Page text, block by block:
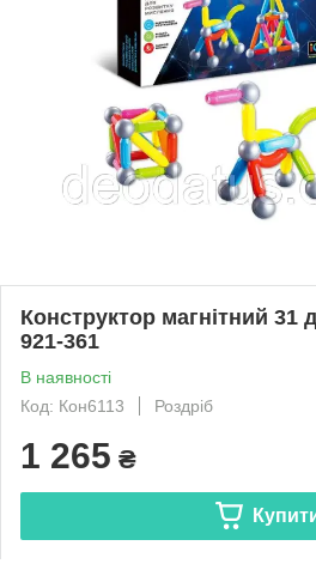
Конструктор магнітний 31
921-361
В наявності
Код: Кон6113
Роздріб
1 265 ₴